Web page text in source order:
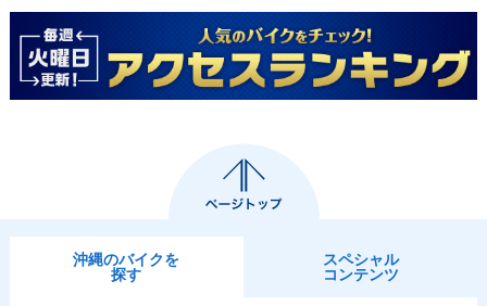
沖縄のバイクを
探す
スペシャル
コンテンツ